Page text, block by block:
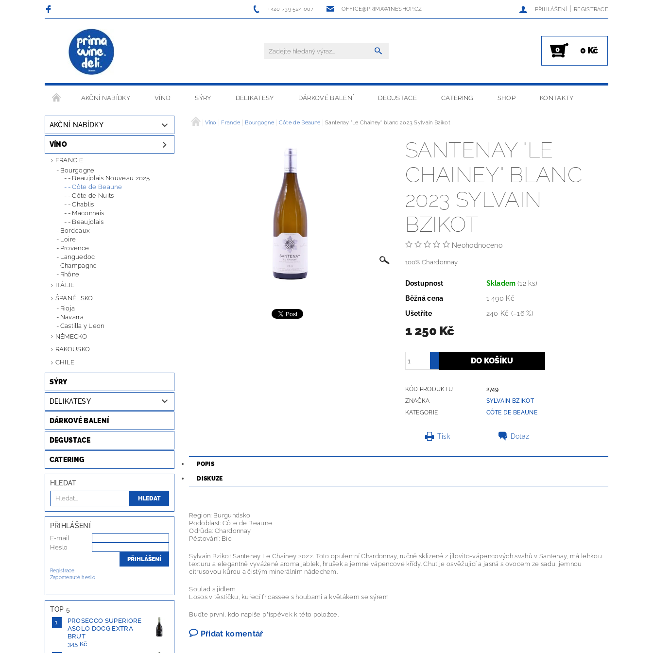
+420 739 524 007 OFFICE@PRIMAWINESHOP.CZ PŘIHLÁŠENÍ | REGISTRACE
0 0 Kč
AKČNÍ NABÍDKY VÍNO SÝRY DELIKATESY DÁRKOVÉ BALENÍ DEGUSTACE CATERING SHOP KONTAKTY
OBCHODNÍ PODMÍNKY
AKČNÍ NABÍDKY
VÍNO
FRANCIE
Bourgogne
- Beaujolais Nouveau 2025
- Côte de Beaune
- Côte de Nuits
- Chablis
- Maconnais
- Beaujolais
Bordeaux
Loire
Provence
Languedoc
Champagne
Rhône
ITÁLIE
ŠPANĚLSKO
Rioja
Navarra
Castilla y Leon
NĚMECKO
RAKOUSKO
CHILE
SÝRY
DELIKATESY
DÁRKOVÉ BALENÍ
DEGUSTACE
CATERING
HLEDAT
PŘIHLÁŠENÍ
E-mail
Heslo
Registrace
Zapomenuté heslo
TOP 5
PROSECCO SUPERIORE
ASOLO DOCG EXTRA
BRUT
345 Kč
Víno Francie Bourgogne Côte de Beaune Santenay "Le Chainey" blanc 2023 Sylvain Bzikot
SANTENAY "LE
CHAINEY" BLANC
2023 SYLVAIN
BZIKOT
Neohodnoceno
100% Chardonnay
Dostupnost Skladem(12 ks)
Běžná cena
1 490 Kč
Ušetříte
240 Kč (–16 %)
1 250 Kč
KÓD PRODUKTU
2749
ZNAČKA
SYLVAIN BZIKOT
KATEGORIE
CÔTE DE BEAUNE
Tisk Dotaz
POPIS
DISKUZE
Region: Burgundsko
Podoblast: Côte de Beaune
Odrůda: Chardonnay
Pěstování: Bio
Sylvain Bzikot Santenay Le Chainey 2022. Toto opulentní Chardonnay, ručně sklizené z jílovito-vápencových svahů v Santenay, má lehkou
texturu a elegantně vyvážené aroma jablek, hrušek a jemné vápencové křídy. Chuť je osvěžující a jasná s ovocem ze sadu, jemnou
citrusovou kůrou a čistým minerálním nádechem.
Soulad s jídlem
Losos v těstíčku, kuřecí fricassee s houbami a květákem se sýrem
Buďte první, kdo napíše příspěvek k této položce.
Přidat komentář